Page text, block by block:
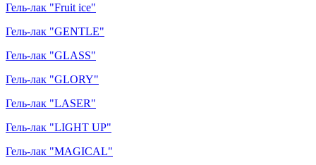
Гель-лак "Fruit ice"
Гель-лак "GENTLE"
Гель-лак "GLASS"
Гель-лак "GLORY"
Гель-лак "LASER"
Гель-лак "LIGHT UP"
Гель-лак "MAGICAL"